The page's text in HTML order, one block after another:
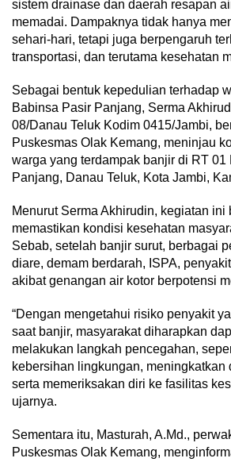
sistem drainase dan daerah resapan
memadai. Dampaknya tidak hanya
sehari-hari, tetapi juga berpengaruh
transportasi, dan terutama kesehatan
Sebagai bentuk kepedulian terhadap
Babinsa Pasir Panjang, Serma
08/Danau Teluk Kodim 0415/Jambi,
Puskesmas Olak Kemang, meninjau
warga yang terdampak banjir di RT 01
Panjang, Danau Teluk, Kota Jambi,
Menurut Serma Akhirudin, kegiatan ini
memastikan kondisi kesehatan
Sebab, setelah banjir surut, berbagai
diare, demam berdarah, ISPA,
akibat genangan air kotor berpotensi
“Dengan mengetahui risiko penyakit
saat banjir, masyarakat diharapkan
melakukan langkah pencegahan,
kebersihan lingkungan, meningkatkan
serta memeriksakan diri ke fasilitas
ujarnya.
Sementara itu, Masturah, A.Md.,
Puskesmas Olak Kemang,